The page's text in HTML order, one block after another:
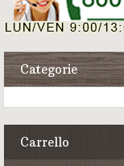
Categorie
Carrello